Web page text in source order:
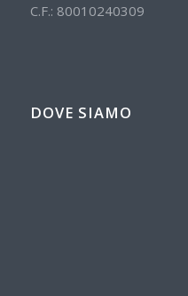
C.F.: 80010240309
DOVE SIAMO